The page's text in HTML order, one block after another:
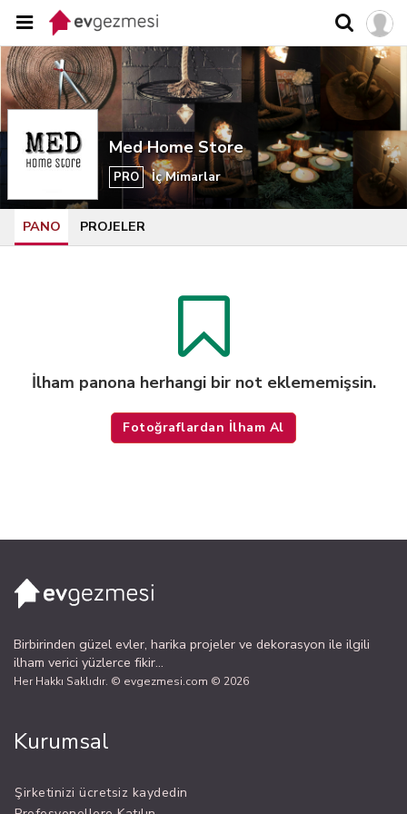
Med Home Store
PRO İç Mimarlar
PANO PROJELER
İlham panona herhangi bir not eklememişsin.
Fotoğraflardan İlham Al
Birbirinden güzel evler, harika projeler ve dekorasyon ile ilgili
ilham verici yüzlerce fikir...
Her Hakkı Saklıdır. © evgezmesi.com © 2026
Kurumsal
Şirketinizi ücretsiz kaydedin